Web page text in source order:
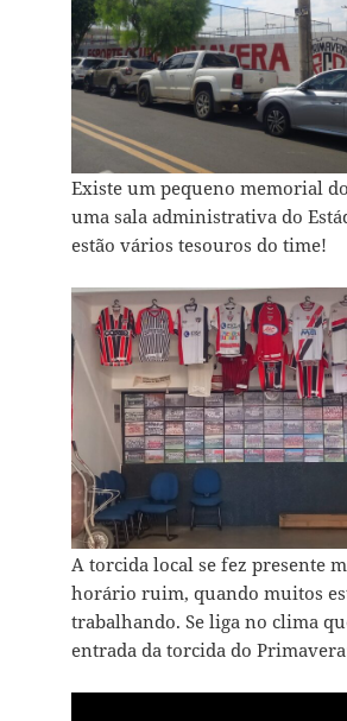
Existe um pequeno memorial
uma sala administrativa do
estão vários tesouros do time!
A torcida local se fez presente
horário ruim, quando muitos
trabalhando. Se liga no clima
entrada da torcida do